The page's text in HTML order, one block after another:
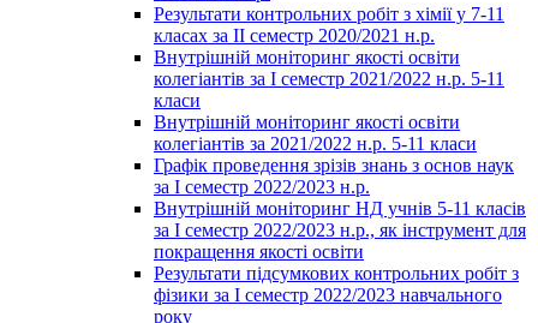
Результати контрольних робіт з хімії у 7-11
класах за ІІ семестр 2020/2021 н.р.
Внутрішній моніторинг якості освіти
колегіантів за І семестр 2021/2022 н.р. 5-11
класи
Внутрішній моніторинг якості освіти
колегіантів за 2021/2022 н.р. 5-11 класи
Графік проведення зрізів знань з основ наук
за І семестр 2022/2023 н.р.
Внутрішній моніторинг НД учнів 5-11 класів
за І семестр 2022/2023 н.р., як інструмент для
покращення якості освіти
Результати підсумкових контрольних робіт з
фізики за І семестр 2022/2023 навчального
року